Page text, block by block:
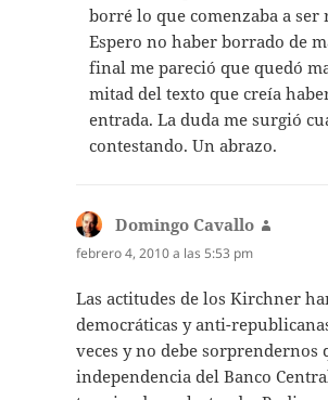
borré lo que comenzaba a ser
Espero no haber borrado de
final me pareció que quedó
mitad del texto que creía
entrada. La duda me surgió
contestando. Un abrazo.
Domingo Cavallo
febrero 4, 2010 a las 5:53 pm
Las actitudes de los Kirchner
democráticas y anti-
veces y no debe sorprendernos
independencia del Banco